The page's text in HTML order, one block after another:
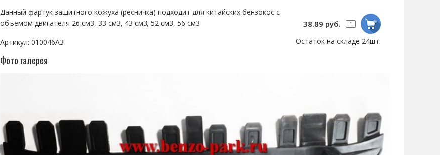
38.89 руб.
Остаток на складе 24шт.
Данный фартук защитного кожуха (ресничка) подходит для китайских бензокос с
объемом двигателя 26 см3, 33 см3, 43 см3, 52 см3, 56 см3
Артикул: 010046A3
Фото галерея